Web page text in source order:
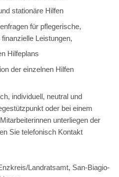
stationäre Hilfen
für pflegerische,
Leistungen,
Hilfeplans
der einzelnen Hilfen
individuell, neutral und
oder bei einem
unterliegen der
Sie telefonisch Kontakt
Landratsamt, San-Biagio-